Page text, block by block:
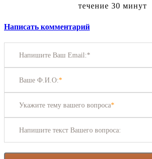
течение 30 минут
Написать комментарий
Напишите Ваш Email:*
Ваше Ф.И.О:*
Укажите тему вашего вопроса*
Напишите текст Вашего вопроса: